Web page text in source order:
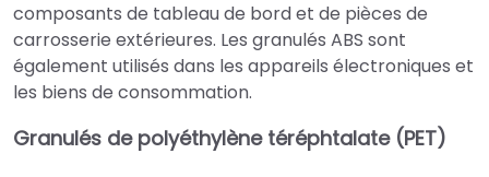
composants de tableau de bord et de pièces de
carrosserie extérieures. Les granulés ABS sont
également utilisés dans les appareils électroniques et
les biens de consommation.
Granulés de polyéthylène téréphtalate (PET)